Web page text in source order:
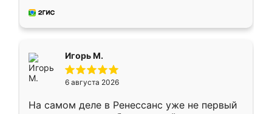
за день, ребята работали аккуратно, даже
Игорь М.
6 августа 2026
На самом деле в Ренессанс уже не первый